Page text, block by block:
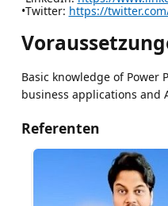
•Twitter: https://
Basic knowledge of Power
business applications and
Referenten